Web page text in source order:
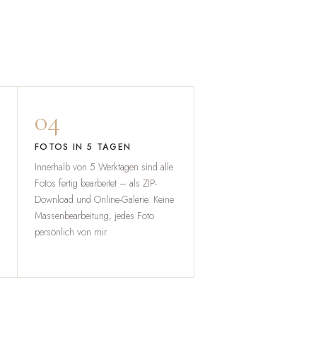
04
FOTOS IN 5 TAGEN
Innerhalb von 5 Werktagen sind alle
Fotos fertig bearbeitet – als ZIP-
Download und Online-Galerie. Keine
Massenbearbeitung, jedes Foto
persönlich von mir.